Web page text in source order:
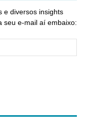
e diversos insights
seu e-mail aí embaixo: